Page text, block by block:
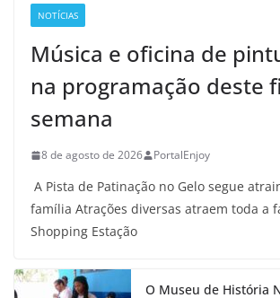
NOTÍCIAS
Música e oficina de
na programação deste
semana
8 de agosto de 2026 PortalEnjoy
A Pista de Patinação no Gelo segue
família Atrações diversas atraem toda a
Shopping Estação
O Museu de História